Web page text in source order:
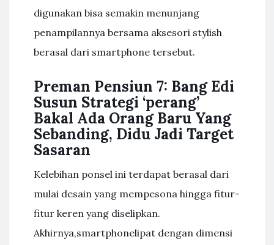
digunakan bisa semakin menunjang
penampilannya bersama aksesori stylish
berasal dari smartphone tersebut.
Preman Pensiun 7: Bang Edi
Susun Strategi ‘perang’
Bakal Ada Orang Baru Yang
Sebanding, Didu Jadi Target
Sasaran
Kelebihan ponsel ini terdapat berasal dari
mulai desain yang mempesona hingga fitur-
fitur keren yang diselipkan.
Akhirnya,smartphonelipat dengan dimensi